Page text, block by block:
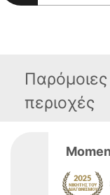
Παρόμοιες
περιοχές